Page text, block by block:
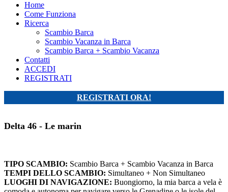
Home
Come Funziona
Ricerca
Scambio Barca
Scambio Vacanza in Barca
Scambio Barca + Scambio Vacanza
Contatti
ACCEDI
REGISTRATI
REGISTRATI ORA!
Delta 46 - Le marin
TIPO SCAMBIO: Scambio Barca + Scambio Vacanza in Barca
TEMPI DELLO SCAMBIO: Simultaneo + Non Simultaneo
LUOGHI DI NAVIGAZIONE: Buongiorno, la mia barca a vela è